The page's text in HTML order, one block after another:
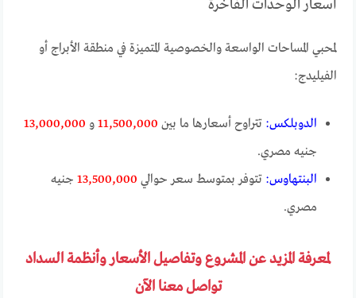
أسعار الوحدات الفاخرة
لمحبي المساحات الواسعة والخصوصية المتميزة في منطقة الأبراج أو
الفيليدج:
الدوبلكس: تتراوح أسعارها ما بين 11,500,000 و 13,000,000
جنيه مصري.
البنتهاوس: تتوفر بمتوسط سعر حوالي 13,500,000 جنيه
مصري.
لمعرفة المزيد عن المشروع وتفاصيل الأسعار وأنظمة السداد
تواصل معنا الآن